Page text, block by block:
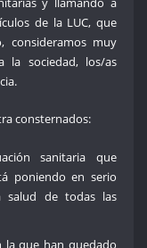
de la LUC, que
consideramos muy
la sociedad, los/as
consternados:
sanitaria que
poniendo en serio
salud de todas las
la que han quedado